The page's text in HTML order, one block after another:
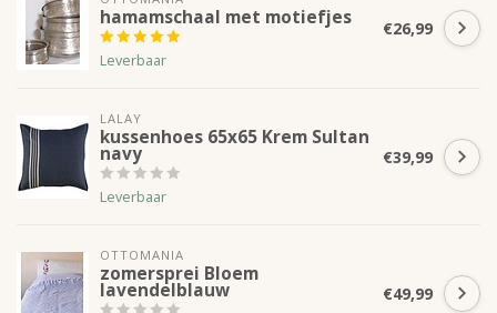
hamamschaal met motiefjes
Leverbaar
€26,99
LALAY
kussenhoes 65x65 Krem Sultan
navy
Leverbaar
€39,99
OTTOMANIA
zomersprei Bloem
lavendelblauw €49,99